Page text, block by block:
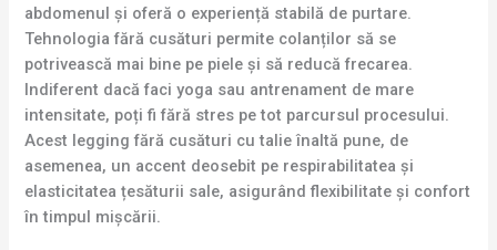
abdomenul și oferă o experiență stabilă de purtare.
Tehnologia fără cusături permite colanților să se
potrivească mai bine pe piele și să reducă frecarea.
Indiferent dacă faci yoga sau antrenament de mare
intensitate, poți fi fără stres pe tot parcursul procesului.
Acest legging fără cusături cu talie înaltă pune, de
asemenea, un accent deosebit pe respirabilitatea și
elasticitatea țesăturii sale, asigurând flexibilitate și confort
în timpul mișcării.